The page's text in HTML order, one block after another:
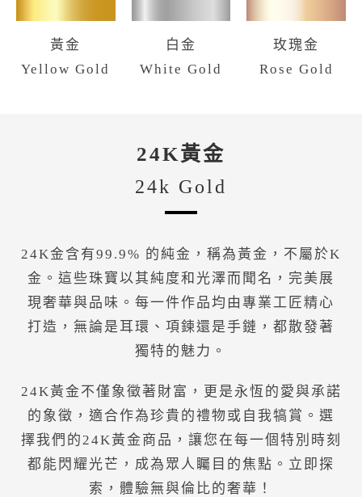
黃金
Yellow Gold
白金
White Gold
玫瑰金
Rose Gold
24K黃金
24k Gold
24K金含有99.9% 的純金，稱為黃金，不屬於K
金。這些珠寶以其純度和光澤而聞名，完美展
現奢華與品味。每一件作品均由專業工匠精心
打造，無論是耳環、項鍊還是手鏈，都散發著
獨特的魅力。
24K黃金不僅象徵著財富，更是永恆的愛與承諾
的象徵，適合作為珍貴的禮物或自我犒賞。選
擇我們的24K黃金商品，讓您在每一個特別時刻
都能閃耀光芒，成為眾人矚目的焦點。立即探
索，體驗無與倫比的奢華！